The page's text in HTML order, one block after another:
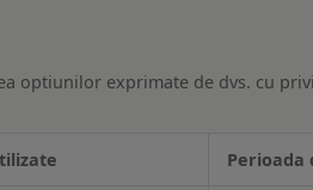
optiunilor exprimate de dvs. cu
Perioada